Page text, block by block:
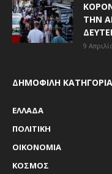
ΤΗΝ
9
ΔΗΜΟΦΙΛΗ ΚΑΤΗΓΟΡΙΑ
ΕΛΛΑΔΑ
ΠΟΛΙΤΙΚΗ
ΟΙΚΟΝΟΜΙΑ
ΚΟΣΜΟΣ